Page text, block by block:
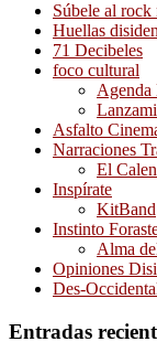
Súbele al rock
Huellas
71 Decibeles
foco cultural
Agenda
Asfalto
Narraciones
El
Inspírate
KitBand
Instinto
Alma
Opiniones
Des-
Entradas